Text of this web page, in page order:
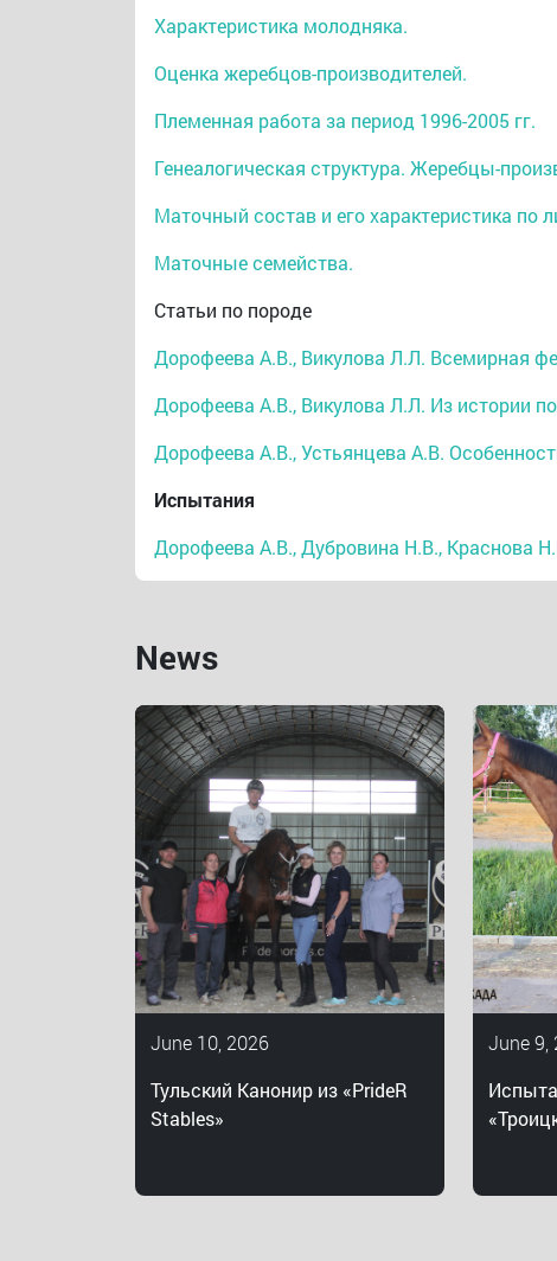
Характеристика молодняка.
Оценка жеребцов-производителей.
Племенная работа за период 1996-2005 гг.
Генеалогическая структура. Жеребцы-
Маточный состав и его характеристика по
Маточные семейства.
Статьи по породе
Дорофеева А.В., Викулова Л.Л. Всемирная
Дорофеева А.В., Викулова Л.Л. Из истории
Дорофеева А.В., Устьянцева А.В.
Испытания
Дорофеева А.В., Дубровина Н.В., Краснова
News
June 10, 2026
Тульский Канонир из «PrideR
Stables»
June 9,